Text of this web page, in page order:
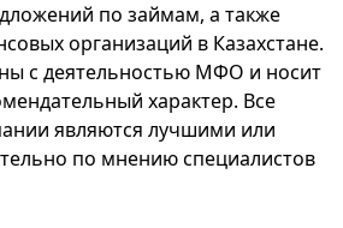
по займам, а также
организаций в Казахстане.
с деятельностью МФО и носит
характер. Все
являются лучшими или
по мнению специалистов